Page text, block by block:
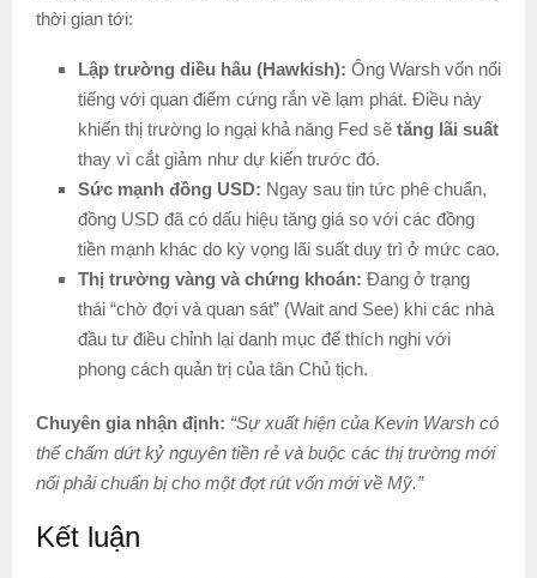
thời gian tới:
Lập trường diều hâu (Hawkish): Ông Warsh vốn nổi
tiếng với quan điểm cứng rắn về lạm phát. Điều này
khiến thị trường lo ngại khả năng Fed sẽ tăng lãi suất
thay vì cắt giảm như dự kiến trước đó.
Sức mạnh đồng USD: Ngay sau tin tức phê chuẩn,
đồng USD đã có dấu hiệu tăng giá so với các đồng
tiền mạnh khác do kỳ vọng lãi suất duy trì ở mức cao.
Thị trường vàng và chứng khoán: Đang ở trạng
thái “chờ đợi và quan sát” (Wait and See) khi các nhà
đầu tư điều chỉnh lại danh mục để thích nghi với
phong cách quản trị của tân Chủ tịch.
Chuyên gia nhận định: “Sự xuất hiện của Kevin Warsh có
thể chấm dứt kỷ nguyên tiền rẻ và buộc các thị trường mới
nổi phải chuẩn bị cho một đợt rút vốn mới về Mỹ.”
Kết luận